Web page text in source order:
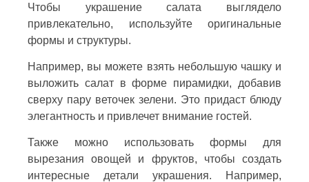
Чтобы украшение салата выглядело
привлекательно, используйте оригинальные
формы и структуры.
Например, вы можете взять небольшую чашку и
выложить салат в форме пирамидки, добавив
сверху пару веточек зелени. Это придаст блюду
элегантность и привлечет внимание гостей.
Также можно использовать формы для
вырезания овощей и фруктов, чтобы создать
интересные детали украшения. Например,